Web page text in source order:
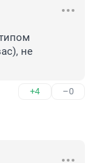
не
+4 –0